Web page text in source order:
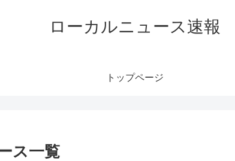
ローカルニュース速報
トップページ
ス一覧